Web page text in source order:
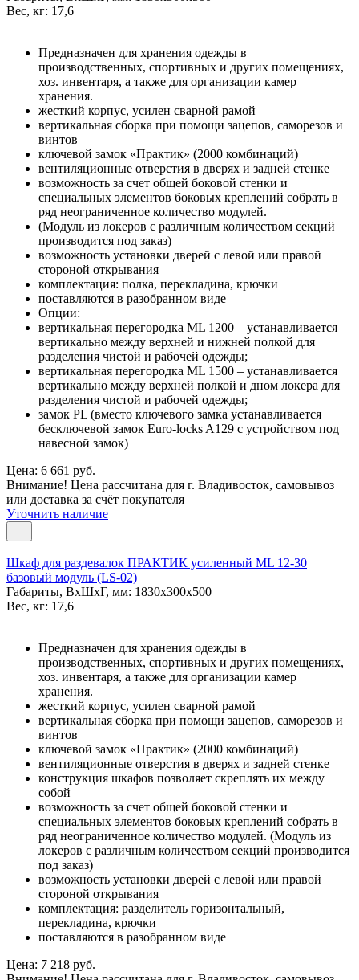
Вес, кг: 17,6
Предназначен для хранения одежды в
производственных, спортивных и других помещениях,
хоз. инвентаря, а также для организации камер
хранения.
жесткий корпус, усилен сварной рамой
вертикальная сборка при помощи зацепов, саморезов и
винтов
ключевой замок «Практик» (2000 комбинаций)
вентиляционные отверстия в дверях и задней стенке
возможность за счет общей боковой стенки и
специальных элементов боковых креплений собрать в
ряд неограниченное количество модулей.
(Модуль из локеров с различным количеством секций
производится под заказ)
возможность установки дверей с левой или правой
стороной открывания
комплектация: полка, перекладина, крючки
поставляются в разобранном виде
Опции:
вертикальная перегородка ML 1200 – устанавливается
вертикально между верхней и нижней полкой для
разделения чистой и рабочей одежды;
вертикальная перегородка ML 1500 – устанавливается
вертикально между верхней полкой и дном локера для
разделения чистой и рабочей одежды;
замок PL (вместо ключевого замка устанавливается
бесключевой замок Euro-locks A129 с устройством под
навесной замок)
Цена: 6 661 руб.
Внимание! Цена рассчитана для г. Владивосток, самовывоз
или доставка за счёт покупателя
Уточнить наличие
Шкаф для раздевалок ПРАКТИК усиленный ML 12-30
базовый модуль (LS-02)
Габариты, ВxШxГ, мм: 1830x300x500
Вес, кг: 17,6
Предназначен для хранения одежды в
производственных, спортивных и других помещениях,
хоз. инвентаря, а также для организации камер
хранения.
жесткий корпус, усилен сварной рамой
вертикальная сборка при помощи зацепов, саморезов и
винтов
ключевой замок «Практик» (2000 комбинаций)
вентиляционные отверстия в дверях и задней стенке
конструкция шкафов позволяет скреплять их между
собой
возможность за счет общей боковой стенки и
специальных элементов боковых креплений собрать в
ряд неограниченное количество модулей. (Модуль из
локеров с различным количеством секций производится
под заказ)
возможность установки дверей с левой или правой
стороной открывания
комплектация: разделитель горизонтальный,
перекладина, крючки
поставляются в разобранном виде
Цена: 7 218 руб.